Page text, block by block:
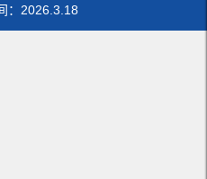
2026 3 18